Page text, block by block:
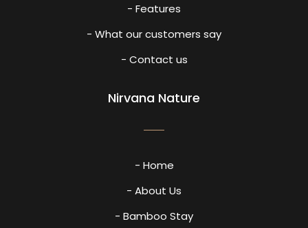
- Features
- What our customers say
- Contact us
Nirvana Nature
- Home
- About Us
- Bamboo Stay